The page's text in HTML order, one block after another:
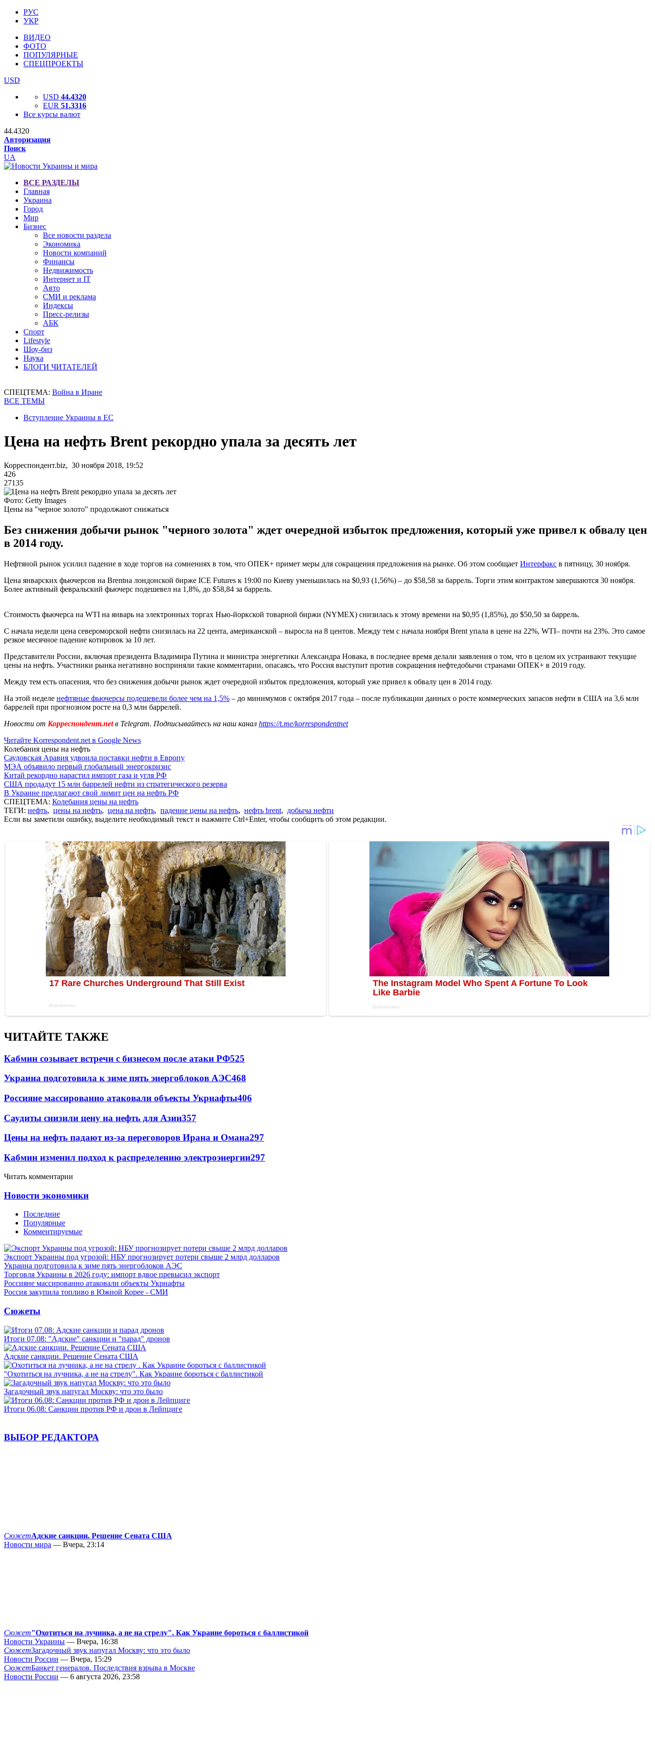
РУС
УКР
ВИДЕО
ФОТО
ПОПУЛЯРНЫЕ
СПЕЦПРОЕКТЫ
USD
USD 44.4320
EUR 51.3316
Все курсы валют
44.4320
Авторизация
Поиск
UA
ВСЕ РАЗДЕЛЫ
Главная
Украина
Город
Мир
Бизнес
Все новости раздела
Экономика
Новости компаний
Финансы
Недвижимость
Интернет и IT
Авто
СМИ и реклама
Индексы
Пресс-релизы
АБК
Спорт
Lifestyle
Шоу-биз
Наука
БЛОГИ ЧИТАТЕЛЕЙ
СПЕЦТЕМА: Война в Иране
ВСЕ ТЕМЫ
Вступление Украины в ЕС
Цена на нефть Brent рекордно упала за десять лет
Корреспондент.biz, 30 ноября 2018, 19:52
426
27135
Фото: Getty Images
Цены на "черное золото" продолжают снижаться
Без снижения добычи рынок "черного золота" ждет очередной избыток предложения, который уже привел к обвалу цен
в 2014 году.
Нефтяной рынок усилил падение в ходе торгов на сомнениях в том, что ОПЕК+ примет меры для сокращения предложения на рынке. Об этом сообщает Интерфакс в пятницу, 30 ноября.
Цена январских фьючерсов на Brentна лондонской бирже ICE Futures к 19:00 по Киеву уменьшилась на $0,93 (1,56%) – до $58,58 за баррель. Торги этим контрактом завершаются 30 ноября.
Более активный февральский фьючерс подешевел на 1,8%, до $58,84 за баррель.
Стоимость фьючерса на WTI на январь на электронных торгах Нью-йоркской товарной биржи (NYMEX) снизилась к этому времени на $0,95 (1,85%), до $50,50 за баррель.
С начала недели цена североморской нефти снизилась на 22 цента, американской – выросла на 8 центов. Между тем с начала ноября Brent упала в цене на 22%, WTI– почти на 23%. Это самое
резкое месячное падение котировок за 10 лет.
Представители России, включая президента Владимира Путина и министра энергетики Александра Новака, в последнее время делали заявления о том, что в целом их устраивают текущие
цены на нефть. Участники рынка негативно восприняли такие комментарии, опасаясь, что Россия выступит против сокращения нефтедобычи странами ОПЕК+ в 2019 году.
Между тем есть опасения, что без снижения добычи рынок ждет очередной избыток предложения, который уже привел к обвалу цен в 2014 году.
На этой неделе нефтяные фьючерсы подешевели более чем на 1,5% – до минимумов с октября 2017 года – после публикации данных о росте коммерческих запасов нефти в США на 3,6 млн
баррелей при прогнозном росте на 0,3 млн баррелей.
Новости от Корреспондент.netв Telegram. Подписывайтесь на наш канал https://t.me/korrespondentnet
Читайте Korrespondent.net в Google News
Колебания цены на нефть
Саудовская Аравия удвоила поставки нефти в Европу
МЭА объявило первый глобальный энергокризис
Китай рекордно нарастил импорт газа и угля РФ
США продадут 15 млн баррелей нефти из стратегического резерва
В Украине предлагают свой лимит цен на нефть РФ
СПЕЦТЕМА: Колебания цены на нефть
ТЕГИ: нефть, цены на нефть, цена на нефть, падение цены на нефть, нефть brent, добыча нефти
Если вы заметили ошибку, выделите необходимый текст и нажмите Ctrl+Enter, чтобы сообщить об этом редакции.
ЧИТАЙТЕ ТАКЖЕ
Кабмин созывает встречи с бизнесом после атаки РФ525
Украина подготовила к зиме пять энергоблоков АЭС468
Россияне массированно атаковали объекты Укрнафты406
Саудиты снизили цену на нефть для Азии357
Цены на нефть падают из-за переговоров Ирана и Омана297
Кабмин изменил подход к распределению электроэнергии297
Читать комментарии
Новости экономики
Последние
Популярные
Комментируемые
Экспорт Украины под угрозой: НБУ прогнозирует потери свыше 2 млрд долларов
Украина подготовила к зиме пять энергоблоков АЭС
Торговля Украины в 2026 году: импорт вдвое превысил экспорт
Россияне массированно атаковали объекты Укрнафты
Россия закупила топливо в Южной Корее - СМИ
Сюжеты
Итоги 07.08: "Адские" санкции и "парад" дронов
Адские санкции. Решение Сената США
"Охотиться на лучника, а не на стрелу". Как Украине бороться с баллистикой
Загадочный звук напугал Москву: что это было
Итоги 06.08: Санкции против РФ и дрон в Лейпциге
ВЫБОР РЕДАКТОРА
СюжетАдские санкции. Решение Сената США
Новости мира — Вчера, 23:14
Сюжет"Охотиться на лучника, а не на стрелу". Как Украине бороться с баллистикой
Новости Украины — Вчера, 16:38
СюжетЗагадочный звук напугал Москву: что это было
Новости России — Вчера, 15:29
СюжетБанкет генералов. Последствия взрыва в Москве
Новости России — 6 августа 2026, 23:58